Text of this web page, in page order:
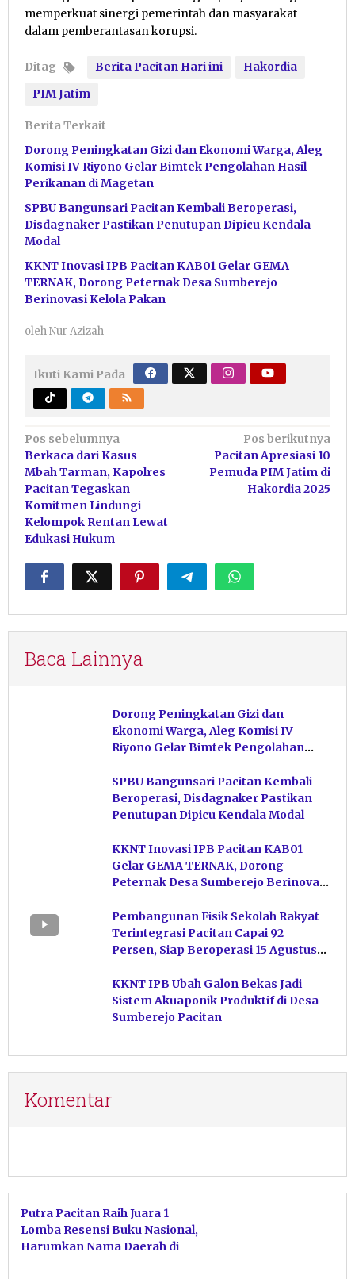
memperkuat sinergi pemerintah dan masyarakat
dalam pemberantasan korupsi.
Ditag Berita Pacitan Hari ini
Hakordia
PIM Jatim
Berita Terkait
Dorong Peningkatan Gizi dan Ekonomi Warga, Aleg
Komisi IV Riyono Gelar Bimtek Pengolahan Hasil
Perikanan di Magetan
SPBU Bangunsari Pacitan Kembali Beroperasi,
Disdagnaker Pastikan Penutupan Dipicu Kendala
Modal
KKNT Inovasi IPB Pacitan KAB01 Gelar GEMA
TERNAK, Dorong Peternak Desa Sumberejo
Berinovasi Kelola Pakan
olehNur Azizah
Ikuti Kami Pada
Navigasi
pos
Pos sebelumnya
Berkaca dari Kasus
Mbah Tarman, Kapolres
Pacitan Tegaskan
Komitmen Lindungi
Kelompok Rentan Lewat
Edukasi Hukum
Pos berikutnya
Pacitan Apresiasi 10
Pemuda PIM Jatim di
Hakordia 2025
Baca Lainnya
Dorong Peningkatan Gizi dan
Ekonomi Warga, Aleg Komisi IV
Riyono Gelar Bimtek Pengolahan
SPBU Bangunsari Pacitan Kembali
Beroperasi, Disdagnaker Pastikan
Penutupan Dipicu Kendala Modal
KKNT Inovasi IPB Pacitan KAB01
Gelar GEMA TERNAK, Dorong
Peternak Desa Sumberejo Berinovasi
Pembangunan Fisik Sekolah Rakyat
Terintegrasi Pacitan Capai 92
Persen, Siap Beroperasi 15 Agustus
KKNT IPB Ubah Galon Bekas Jadi
Sistem Akuaponik Produktif di Desa
Sumberejo Pacitan
Komentar
Putra Pacitan Raih Juara 1
Lomba Resensi Buku Nasional,
Harumkan Nama Daerah di